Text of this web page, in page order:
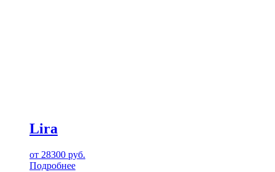
Lira
от 28300 руб.
Подробнее